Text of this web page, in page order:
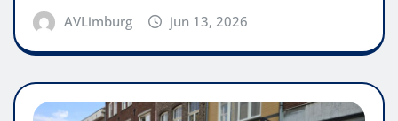
AVLimburg jun 13, 2026